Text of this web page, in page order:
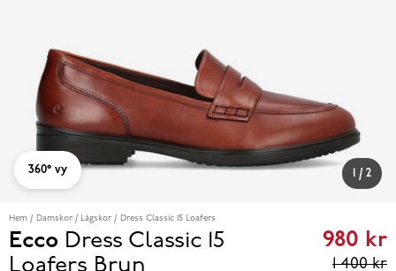
/ 2
360° vy
Hem Damskor Lågskor Dress Classic 15 Loafers
Ecco Dress Classic 15
Loafers Brun
Current
980 kr
1 400 kr